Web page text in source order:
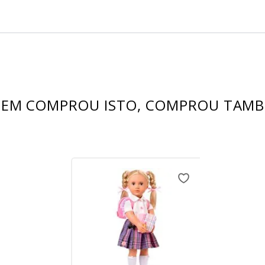
COMPROU ISTO, COMPROU